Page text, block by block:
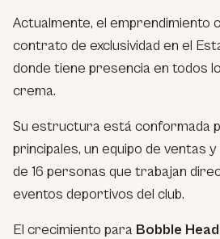
Actualmente, el emprendimiento
contrato de exclusividad en el
donde tiene presencia en todos
crema.
Su estructura está conformada
principales, un equipo de ventas
de 16 personas que trabajan
eventos deportivos del club.
El crecimiento para Bobble